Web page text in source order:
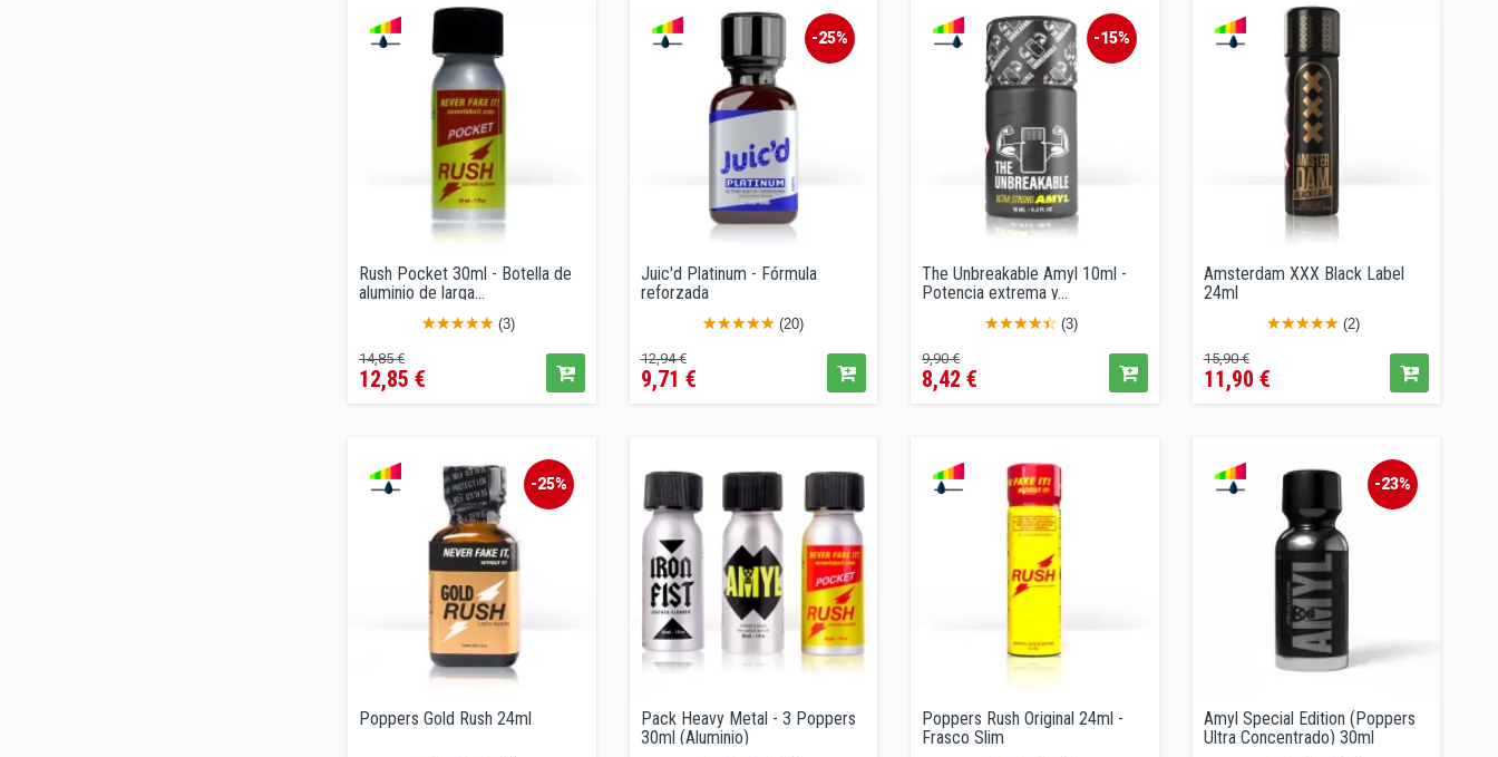
Rush Pocket 30ml - Botella de
aluminio de larga...
(3)
Precio
regular
14,85 €Precio
12,85 €
-25%
Juic'd Platinum - Fórmula
reforzada
(20)
Precio
regular
12,94 €Precio
9,71 €
-15%
The Unbreakable Amyl 10ml -
Potencia extrema y...
(3)
Precio
regular
9,90 €Precio
8,42 €
Amsterdam XXX Black Label
24ml
(2)
Precio
regular
15,90 €Precio
11,90 €
-25%
Poppers Gold Rush 24ml
Pack Heavy Metal - 3 Poppers
30ml (Aluminio)
Poppers Rush Original 24ml -
Frasco Slim
-23%
Amyl Special Edition (Poppers
Ultra Concentrado) 30ml